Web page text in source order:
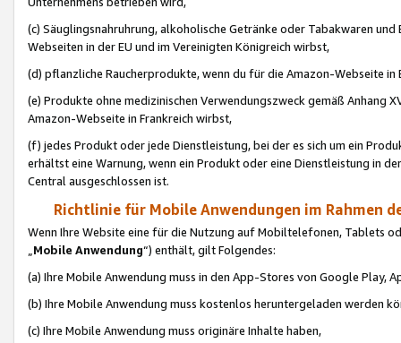
(c) Säuglingsnahruhrung, alkoholische Getränke oder Tabakwaren
Webseiten in der EU und im Vereinigten Königreich wirbst,
(d) pflanzliche Raucherprodukte, wenn du für die Amazon-Webseite in
(e) Produkte ohne medizinischen Verwendungszweck gemäß Anhang
Amazon-Webseite in Frankreich wirbst,
(f) jedes Produkt oder jede Dienstleistung, bei der es sich um ein
erhältst eine Warnung, wenn ein Produkt oder eine Dienstleistung in
Central ausgeschlossen ist.
Richtlinie für Mobile Anwendungen im Rahmen
Wenn Ihre Website eine für die Nutzung auf Mobiltelefonen, Tablets
„Mobile Anwendung“) enthält, gilt Folgendes:
(a) Ihre Mobile Anwendung muss in den App-Stores von Google Play,
(b) Ihre Mobile Anwendung muss kostenlos heruntergeladen werden
(c) Ihre Mobile Anwendung muss originäre Inhalte haben,